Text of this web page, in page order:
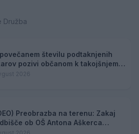
Družba
številu podtaknjenih
pozivi občanom k takojšnjemu
policije
2026
Preobrazba na terenu: Zakaj
ob OŠ Antona Aškerca
naložbo v prihodnost?